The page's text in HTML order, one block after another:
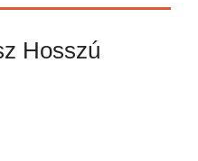
Hosszú